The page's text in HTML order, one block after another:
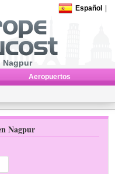
Español
Nagpur
Aeropuertos
Nagpur